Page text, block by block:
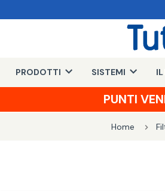
PRODOTTI SISTEMI
PUNTI
Home